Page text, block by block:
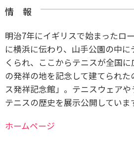
情 報
明治7年にイギリスで始まったロ
に横浜に伝わり、山手公園の中
くられ、ここからテニスが全国
の発祥の地を記念して建てられ
ス発祥記念館」。テニスウェアや
テニスの歴史を展示公開していま
ホームページ